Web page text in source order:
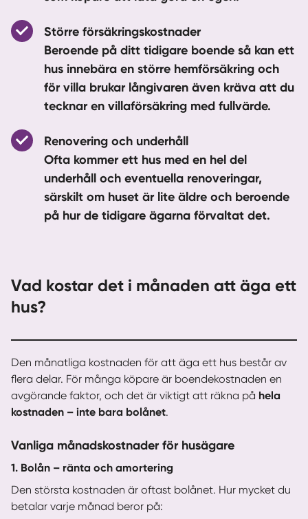
Större försäkringskostnader
Beroende på ditt tidigare boende så kan ett
hus innebära en större hemförsäkring och
för villa brukar långivaren även kräva att du
tecknar en villaförsäkring med fullvärde.
Renovering och underhåll
Ofta kommer ett hus med en hel del
underhåll och eventuella renoveringar,
särskilt om huset är lite äldre och beroende
på hur de tidigare ägarna förvaltat det.
Vad kostar det i månaden att äga ett
hus?
Den månatliga kostnaden för att äga ett hus består av
flera delar. För många köpare är boendekostnaden en
avgörande faktor, och det är viktigt att räkna på hela
kostnaden – inte bara bolånet.
Vanliga månadskostnader för husägare
1. Bolån – ränta och amortering
Den största kostnaden är oftast bolånet. Hur mycket du
betalar varje månad beror på: